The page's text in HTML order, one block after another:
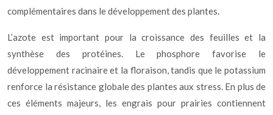
complémentaires dans le développement des plantes.
L’azote est important pour la croissance des feuilles et la
synthèse des protéines. Le phosphore favorise le
développement racinaire et la floraison, tandis que le potassium
renforce la résistance globale des plantes aux stress. En plus de
ces éléments majeurs, les engrais pour prairies contiennent